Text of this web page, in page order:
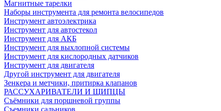
Магнитные тарелки
Наборы инструмента для ремонта велосипедов
Инструмент автоэлектрика
Инструмент для автостекол
Инструмент для АКБ
Инструмент для выхлопной системы
Инструмент для кислородных датчиков
Инструмент для двигателя
Другой инструмент для двигателя
Зенкера и метчики, притирка клапанов
РАССУХАРИВАТЕЛИ И ЩИПЦЫ
Съёмники для поршневой группы
Съемники сальников